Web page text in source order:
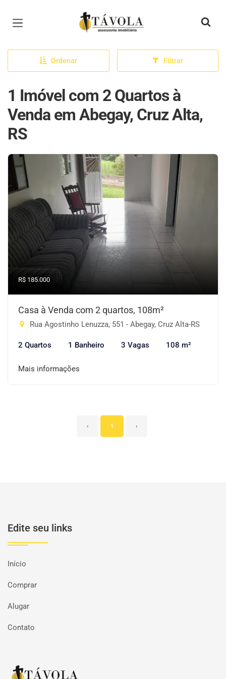
Página inicial
Ordenar Filtrar
1 Imóvel com 2 Quartos à
Venda em Abegay, Cruz Alta,
RS
R$ 185.000
Casa à Venda com 2 quartos, 108m²
Rua Agostinho Lenuzza, 551 - Abegay, Cruz Alta-RS
2 Quartos 1 Banheiro 3 Vagas 108 m²
Mais informações
‹ 1 ›
Edite seu links
Início
Comprar
Alugar
Contato
Página inicial